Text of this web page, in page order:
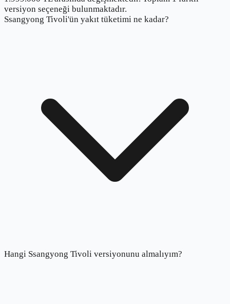
versiyon seçeneği bulunmaktadır.
Ssangyong Tivoli'ün yakıt tüketimi ne kadar?
Hangi Ssangyong Tivoli versiyonunu almalıyım?